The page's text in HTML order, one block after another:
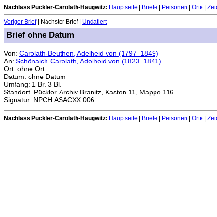
Nachlass Pückler-Carolath-Haugwitz: Hauptseite Briefe Personen Orte
Voriger Brief| Nächster Brief | Undatiert
Brief ohne Datum
Von: Carolath-Beuthen, Adelheid von (1797–1849)
An: Schönaich-Carolath, Adelheid von (1823–1841)
Ort: ohne Ort
Datum: ohne Datum
Umfang: 1 Br. 3 Bl.
Standort: Pückler-Archiv Branitz, Kasten 11, Mappe 116
Signatur: NPCH.ASACXX.006
Nachlass Pückler-Carolath-Haugwitz: Hauptseite Briefe Personen Orte